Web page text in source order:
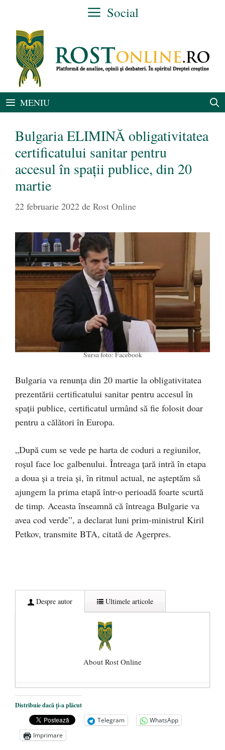
conținut
Social
MENIU
Bulgaria ELIMINĂ obligativitatea
certificatului sanitar pentru
accesul în spații publice, din 20
martie
22 februarie 2022 de Rost Online
Sursa foto: Facebook
Bulgaria va renunţa din 20 martie la obligativitatea
prezentării certificatului sanitar pentru accesul în
spații publice, certificatul urmând să fie folosit doar
pentru a călători în Europa.
„După cum se vede pe harta de coduri a regiunilor,
roşul face loc galbenului. Întreaga ţară intră în etapa
a doua şi a treia şi, în ritmul actual, ne aşteptăm să
ajungem la prima etapă într-o perioadă foarte scurtă
de timp. Aceasta înseamnă că întreaga Bulgarie va
avea cod verde”, a declarat luni prim-ministrul Kiril
Petkov, transmite BTA, citată de Agerpres.
Despre autor Ultimele articole
About Rost Online
Dezvăluiri cutremurătoare despre
președintele Ucrainei, Volodymyr
Zelensky
- 13 mai 2026
Statul care servește Națiunea
Distribuie dacă ți-a plăcut
Telegram
WhatsApp
Imprimare